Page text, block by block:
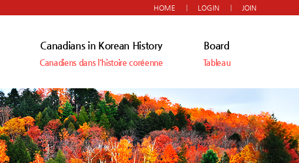
HOME LOGIN JOIN
Canadians in Korean History
Canadiens dans l'histoire coréenne
Board
Tableau